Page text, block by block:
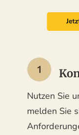
Nutzen Sie
melden Sie